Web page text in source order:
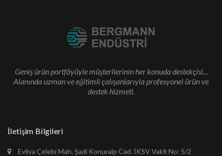
Geniş ürün portföyüyle müşterilerinin her konuda destekçisi...
Alanında uzman ve eğitimli çalışanlarıyla profesyonel ürün ve
destek hizmeti.
İletişim Bilgileri
Evliya Çelebi Mah. Şadi Konuralp Cad. İKSV Vakfı No: 5/2